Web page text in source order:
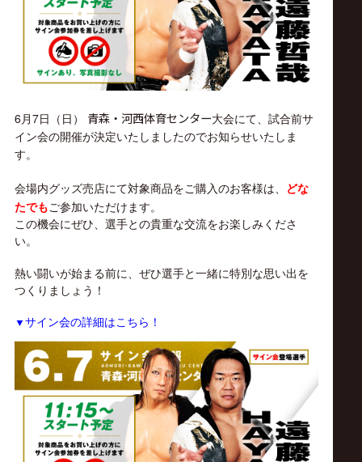
ノ
ア
公
式
サ
イ
ト
6月7日（日） 青森・河西体育センター大会にて、試合前サ
イン会の開催が決定いたしましたのでお知らせいたしま
す。
会場内グッズ売店にて対象商品をご購入のお客様は、 どな
たでもご参加いただけます。
この機会にぜひ、選手との貴重な交流をお楽しみくださ
い。
熱い闘いが始まる前に、ぜひ選手と一緒に特別な思い出を
つくりましょう！
▼ サイン会の詳細はこちら！